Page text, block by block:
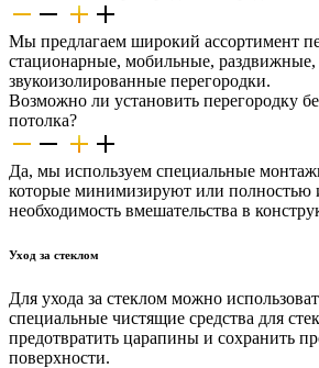
Мы предлагаем широкий ассортимент
стационарные, мобильные, раздвижные,
звукоизолированные перегородки.
Возможно ли установить перегородку
потолка?
Да, мы используем специальные
которые минимизируют или полностью
необходимость вмешательства в
Уход за стеклом
Для ухода за стеклом можно
специальные чистящие средства для
предотвратить царапины и сохранить
поверхности.